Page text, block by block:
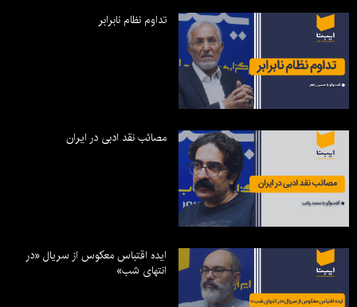
تداوم نظام نابرابر
مصائب نقد ادبی در ایران
ایده اقتباس معکوس از سریال «در
انتهای شب»